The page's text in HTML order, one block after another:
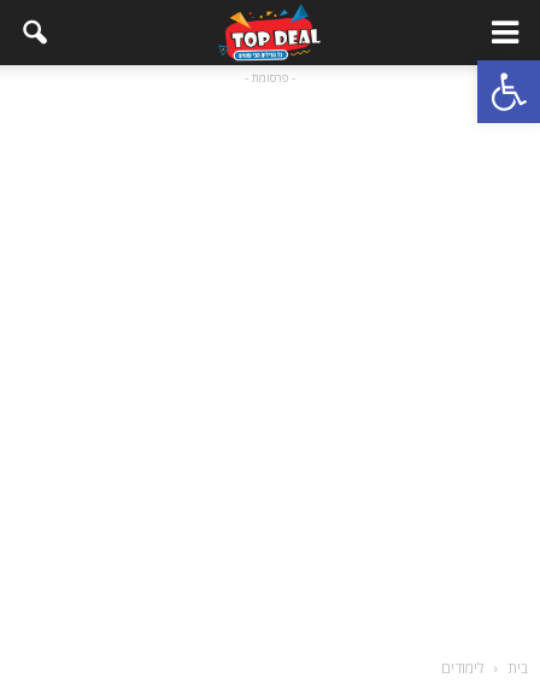
Open toolbar - פרסומת -
בית לימודים